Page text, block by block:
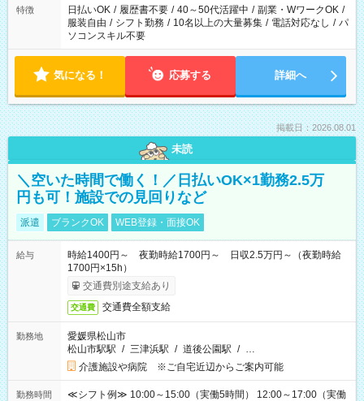
特徴 日払いOK / 履歴書不要 / 40～50代活躍中 / 副業・WワークOK /
服装自由 / シフト勤務 / 10名以上の大量募集 / 電話対応なし / パ
ソコンスキル不要
気になる！ 応募する 詳細へ
掲載日：2026.08.01
未読
＼空いた時間で働く！／日払いOK×1勤務2.5万
円も可！施設での見回りなど
派遣 ブランクOK WEB登録・面接OK
給与
時給1400円～ 夜勤時給1700円～ 日収2.5万円～（夜勤時給
1700円×15h）
交通費別途支給あり
交通費 交通費全額支給
勤務地
愛媛県松山市
松山市駅駅 / 三津浜駅 / 道後公園駅 / …
介護施設や病院 ※ご自宅近辺からご案内可能
勤務時間
≪シフト例≫ 10:00～15:00（実働5時間） 12:00～17:00（実働